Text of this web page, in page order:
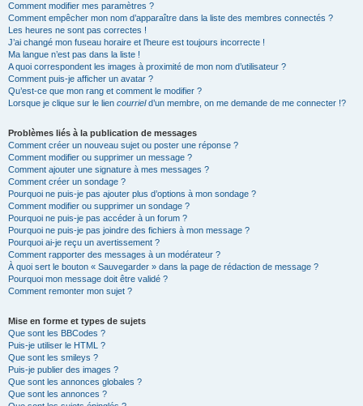
Comment modifier mes paramètres ?
Comment empêcher mon nom d’apparaître dans la liste des membres connectés ?
Les heures ne sont pas correctes !
J’ai changé mon fuseau horaire et l’heure est toujours incorrecte !
Ma langue n’est pas dans la liste !
A quoi correspondent les images à proximité de mon nom d’utilisateur ?
Comment puis-je afficher un avatar ?
Qu’est-ce que mon rang et comment le modifier ?
Lorsque je clique sur le lien courrield’un membre, on me demande de me connecter !?
Problèmes liés à la publication de messages
Comment créer un nouveau sujet ou poster une réponse ?
Comment modifier ou supprimer un message ?
Comment ajouter une signature à mes messages ?
Comment créer un sondage ?
Pourquoi ne puis-je pas ajouter plus d’options à mon sondage ?
Comment modifier ou supprimer un sondage ?
Pourquoi ne puis-je pas accéder à un forum ?
Pourquoi ne puis-je pas joindre des fichiers à mon message ?
Pourquoi ai-je reçu un avertissement ?
Comment rapporter des messages à un modérateur ?
À quoi sert le bouton « Sauvegarder » dans la page de rédaction de message ?
Pourquoi mon message doit être validé ?
Comment remonter mon sujet ?
Mise en forme et types de sujets
Que sont les BBCodes ?
Puis-je utiliser le HTML ?
Que sont les smileys ?
Puis-je publier des images ?
Que sont les annonces globales ?
Que sont les annonces ?